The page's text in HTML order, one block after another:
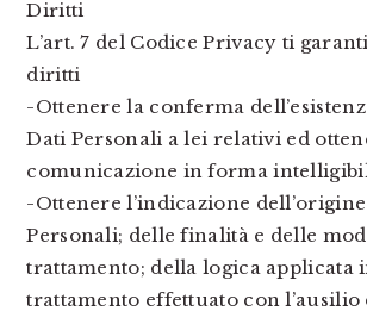
Diritti
L’art. 7 del Codice Privacy ti
diritti
-Ottenere la conferma
Dati Personali a lei relativi ed
comunicazione in forma
-Ottenere l’indicazione
Personali; delle finalità e delle
trattamento; della logica applicata
trattamento effettuato con